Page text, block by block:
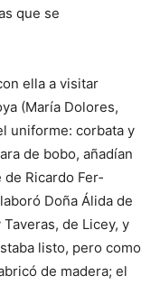
que se
ella a visitar
(María Dolores,
uniforme: corbata y
de bobo, aña­dían
de Ricardo Fer­
Doña Álida de
de Licey, y
listo, pero como
de madera; el